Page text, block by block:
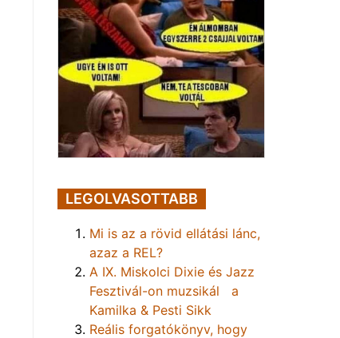
LEGOLVASOTTABB
Mi is az a rövid ellátási lánc,
azaz a REL?
A IX. Miskolci Dixie és Jazz
Fesztivál-on muzsikál a
Kamilka & Pesti Sikk
Reális forgatókönyv, hogy